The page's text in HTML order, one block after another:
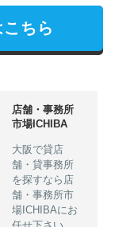
ちら
店舗・事務所
市場ICHIBA
大阪で貸店
舗・貸事務所
を探すなら店
舗・事務所市
場ICHIBAにお